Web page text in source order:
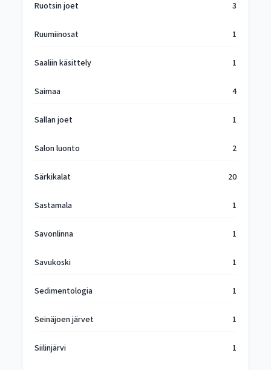
Ruotsin joet 3
Ruumiinosat 1
Saaliin käsittely 1
Saimaa 4
Sallan joet 1
Salon luonto 2
Särkikalat 20
Sastamala 1
Savonlinna 1
Savukoski 1
Sedimentologia 1
Seinäjoen järvet 1
Siilinjärvi 1